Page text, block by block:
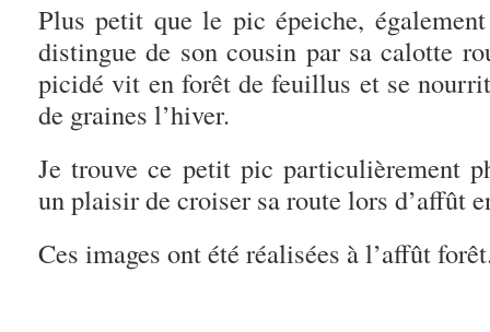
Plus petit que le pic épeiche,
distingue de son cousin par sa calotte
picidé vit en forêt de feuillus et se
de graines l’hiver.
Je trouve ce petit pic particulièrement
un plaisir de croiser sa route lors d’affût
Ces images ont été réalisées à l’affût